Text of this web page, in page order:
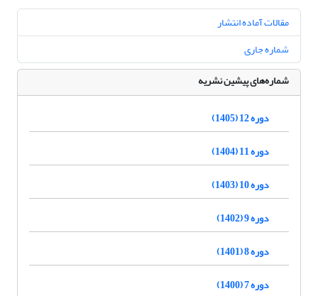
مقالات آماده انتشار
شماره جاری
شماره‌های پیشین نشریه
دوره 12 (1405)
دوره 11 (1404)
دوره 10 (1403)
دوره 9 (1402)
دوره 8 (1401)
دوره 7 (1400)